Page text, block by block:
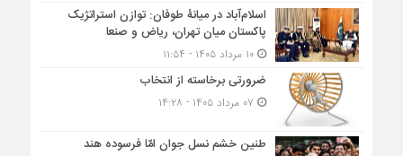
اسلام‌آباد در میانۀ طوفان: توازن استراتژیک
پاکستان میان تهران، ریاض و صنعا
۱۰ مرداد ۱۴۰۵ - ۱۱:۵۴
ضرورتی برخاسته از انتخاب
طنین خشم نسل جوان امّا فرسوده هند